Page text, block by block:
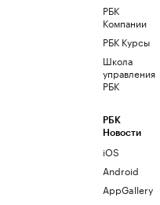
РБК
Компании
РБК Курсы
Школа
управления
РБК
РБК
Новости
iOS
Android
AppGallery